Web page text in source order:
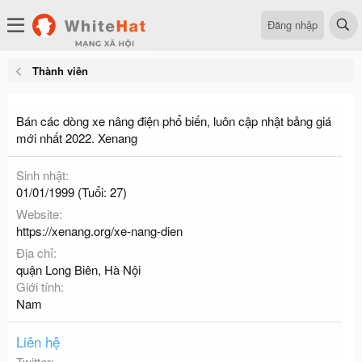
Đăng nhập
Thành viên
Bán các dòng xe nâng điện phổ biến, luôn cập nhật bảng giá
mới nhất 2022. Xenang
Sinh nhật
01/01/1999 (Tuổi: 27)
Website
https://xenang.org/xe-nang-dien
Địa chỉ
quận Long Biên, Hà Nội
Giới tính
Nam
Liên hệ